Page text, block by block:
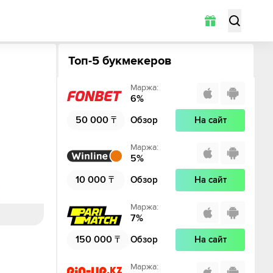
Топ-5 букмекеров
50 000 ₸
Маржа:
6%
Обзор На сайт
10 000 ₸
Маржа:
5%
Обзор На сайт
150 000 ₸
Маржа:
7%
Обзор На сайт
Маржа: